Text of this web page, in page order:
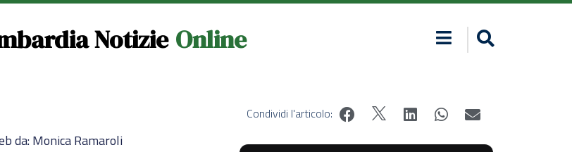
Notizie Online
da: Monica Ramaroli
Condividi l'articolo: